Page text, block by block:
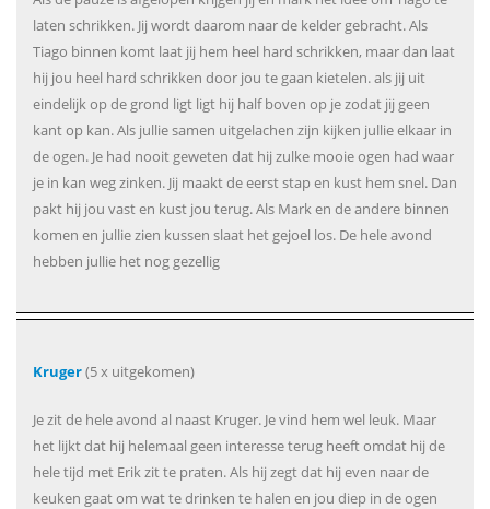
laten schrikken. Jij wordt daarom naar de kelder gebracht. Als
Tiago binnen komt laat jij hem heel hard schrikken, maar dan laat
hij jou heel hard schrikken door jou te gaan kietelen. als jij uit
eindelijk op de grond ligt ligt hij half boven op je zodat jij geen
kant op kan. Als jullie samen uitgelachen zijn kijken jullie elkaar in
de ogen. Je had nooit geweten dat hij zulke mooie ogen had waar
je in kan weg zinken. Jij maakt de eerst stap en kust hem snel. Dan
pakt hij jou vast en kust jou terug. Als Mark en de andere binnen
komen en jullie zien kussen slaat het gejoel los. De hele avond
hebben jullie het nog gezellig
Kruger(5 x uitgekomen)
Je zit de hele avond al naast Kruger. Je vind hem wel leuk. Maar
het lijkt dat hij helemaal geen interesse terug heeft omdat hij de
hele tijd met Erik zit te praten. Als hij zegt dat hij even naar de
keuken gaat om wat te drinken te halen en jou diep in de ogen